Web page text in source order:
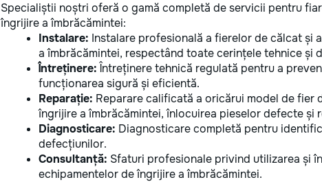
Specialiștii noștri oferă o gamă completă de servicii pentru
îngrijire a îmbrăcămintei:
Instalare: Instalare profesională a fierelor de călcat și
a îmbrăcămintei, respectând toate cerințele tehnice și
Întreținere: Întreținere tehnică regulată pentru a
funcționarea sigură și eficientă.
Reparație: Reparare calificată a oricărui model de fier
îngrijire a îmbrăcămintei, înlocuirea pieselor defecte și
Diagnosticare: Diagnosticare completă pentru
defecțiunilor.
Consultanță: Sfaturi profesionale privind utilizarea și
echipamentelor de îngrijire a îmbrăcămintei.